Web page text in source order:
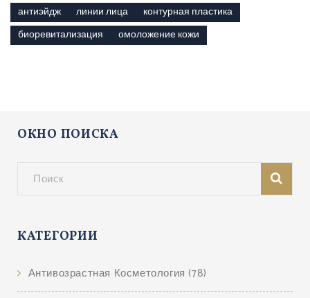
антиэйдж линии лица
контурная пластика
биоревитализация
омоложение кожи
ОКНО ПОИСКА
КАТЕГОРИИ
Антивозрастная Косметология (78)